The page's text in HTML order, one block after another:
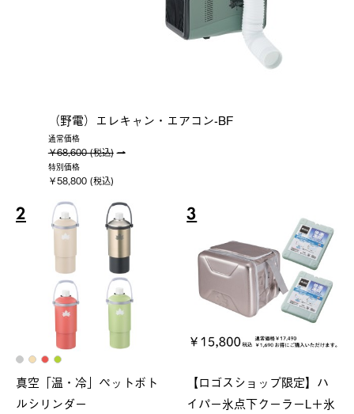
（野電）エレキャン・エアコン-BF
通常価格
￥68,600 (税込)
特別価格
￥58,800 (税込)
2
真空「温・冷」ペットボト
ルシリンダー
3
【ロゴスショップ限定】ハ
イパー氷点下クーラーL＋氷